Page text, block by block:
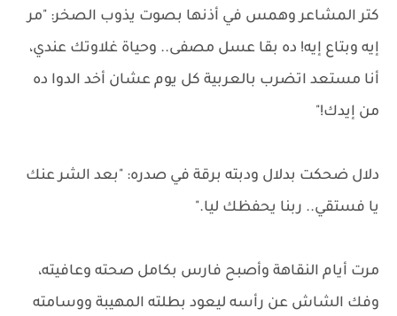
كتر المشاعر وهمس في أذنها بصوت يذوب الصخر: "مر
إيه وبتاع إيه! ده بقا عسل مصفى.. وحياة غلاوتك عندي،
أنا مستعد اتضرب بالعربية كل يوم عشان أخد الدوا ده
من إيدك!"
دلال ضحكت بدلال ودبته برقة في صدره: "بعد الشر عنك
يا فستقي.. ربنا يحفظك ليا."
مرت أيام النقاهة وأصبح فارس بكامل صحته وعافيته،
وفك الشاش عن رأسه ليعود بطلته المهيبة ووسامته